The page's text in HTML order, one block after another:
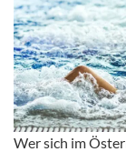
Wer sich im